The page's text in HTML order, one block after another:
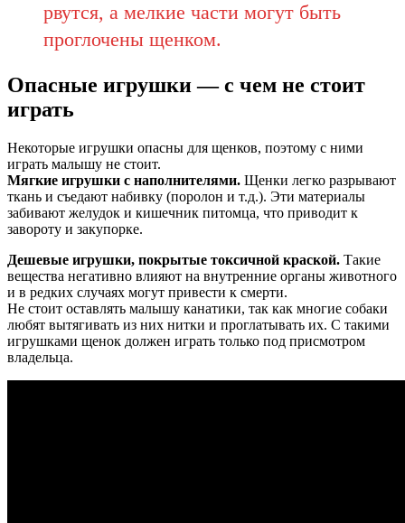
рвутся, а мелкие части могут быть
проглочены щенком.
Опасные игрушки — с чем не стоит
играть
Некоторые игрушки опасны для щенков, поэтому с ними
играть малышу не стоит.
Мягкие игрушки с наполнителями. Щенки легко разрывают
ткань и съедают набивку (поролон и т.д.). Эти материалы
забивают желудок и кишечник питомца, что приводит к
завороту и закупорке.
Дешевые игрушки, покрытые токсичной краской. Такие
вещества негативно влияют на внутренние органы животного
и в редких случаях могут привести к смерти.
Не стоит оставлять малышу канатики, так как многие собаки
любят вытягивать из них нитки и проглатывать их. С такими
игрушками щенок должен играть только под присмотром
владельца.